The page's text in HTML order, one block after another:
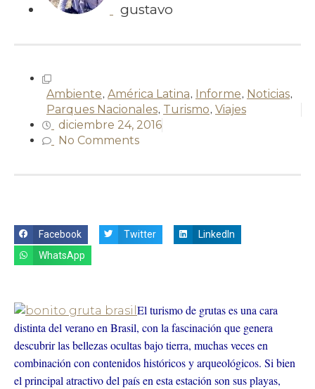
gustavo
Ambiente, América Latina, Informe, Noticias,
Parques Nacionales, Turismo, Viajes
diciembre 24, 2016
No Comments
Facebook Twitter
LinkedIn
WhatsApp
El turismo de grutas es una cara
distinta del verano en Brasil, con la fascinación que genera
descubrir las bellezas ocultas bajo tierra, muchas veces en
combinación con contenidos históricos y arqueológicos. Si bien
el principal atractivo del país en esta estación son sus playas,